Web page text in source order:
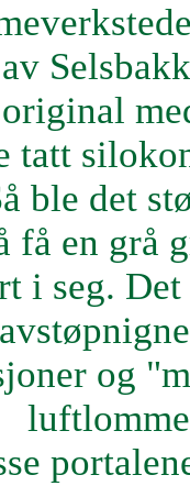
tatt
ble det
få en grå
i seg.
og